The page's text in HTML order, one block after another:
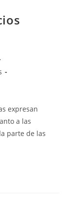
expresan
a las
parte de las